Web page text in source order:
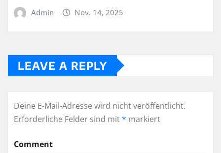
Admin Nov. 14, 2025
LEAVE A REPLY
Deine E-Mail-Adresse wird nicht veröffentlicht.
Erforderliche Felder sind mit* markiert
Comment